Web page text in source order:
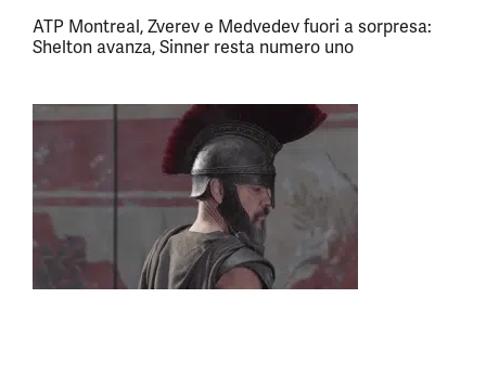
ATP Montreal, Zverev e Medvedev fuori a sorpresa:
Shelton avanza, Sinner resta numero uno